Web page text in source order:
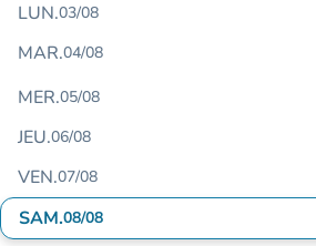
LUN.03/08
MAR.04/08
MER.05/08
JEU.06/08
VEN.07/08
SAM.08/08